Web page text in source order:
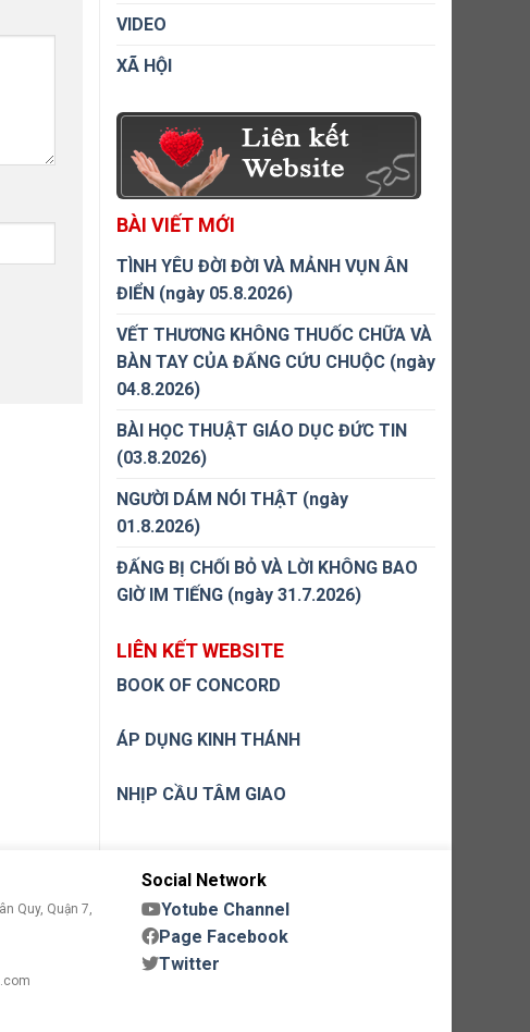
VIDEO
XÃ HỘI
BÀI VIẾT MỚI
TÌNH YÊU ĐỜI ĐỜI VÀ MẢNH VỤN ÂN
ĐIỂN (ngày 05.8.2026)
VẾT THƯƠNG KHÔNG THUỐC CHỮA VÀ
BÀN TAY CỦA ĐẤNG CỨU CHUỘC (ngày
04.8.2026)
BÀI HỌC THUẬT GIÁO DỤC ĐỨC TIN
(03.8.2026)
NGƯỜI DÁM NÓI THẬT (ngày
01.8.2026)
ĐẤNG BỊ CHỐI BỎ VÀ LỜI KHÔNG BAO
GIỜ IM TIẾNG (ngày 31.7.2026)
LIÊN KẾT WEBSITE
BOOK OF CONCORD
ÁP DỤNG KINH THÁNH
NHỊP CẦU TÂM GIAO
Quy, Quận 7,
Social Network
Yotube Channel
Page Facebook
Twitter